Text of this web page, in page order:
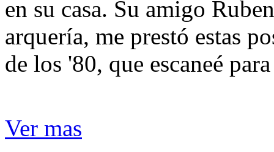
en su casa. Su amigo
arquería, me prestó estas
de los '80, que escaneé
Ver mas